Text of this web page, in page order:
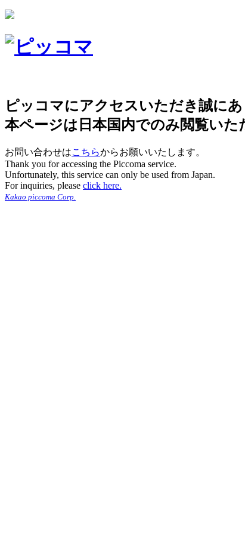
ピッコマにアクセスいただき誠にあ
本ページは日本国内でのみ閲覧いた
お問い合わせはこちらからお願いいたします。
Thank you for accessing the Piccoma service.
Unfortunately, this service can only be used from Japan.
For inquiries, please click here.
Kakao piccoma Corp.